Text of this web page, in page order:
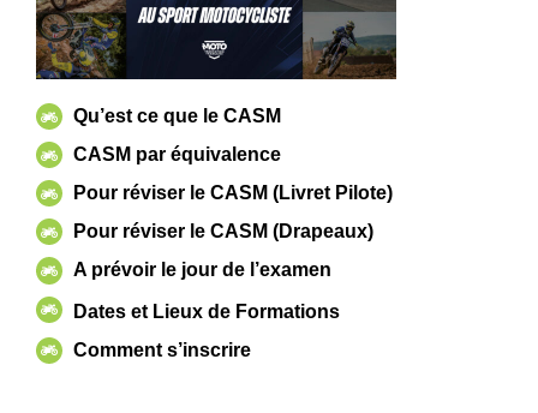
Qu’est ce que le CASM
CASM par équivalence
Pour réviser le CASM (Livret Pilote)
Pour réviser le CASM (Drapeaux)
A prévoir le jour de l’examen
Dates et Lieux de Formations
Comment s’inscrire